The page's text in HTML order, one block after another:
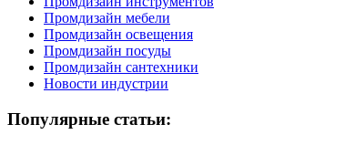
Промдизайн мебели
Промдизайн освещения
Промдизайн посуды
Промдизайн сантехники
Новости индустрии
Популярные статьи: